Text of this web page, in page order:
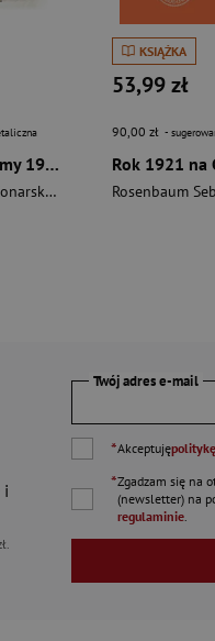
Droga od Ostrej Bramy 1944 r. Wojenna odyseja Antka Srebrnego 1939-1946
Michał
KSIĄŻKA
53,99 zł
90,00 zł -
Rosenbaum
i
Twój adres e-mail
*Akceptuję
*Zgadzam się na
(newsletter) na
regulaminie